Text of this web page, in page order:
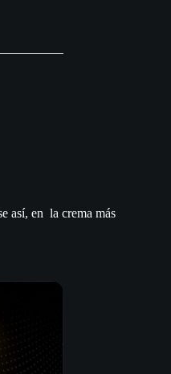
así, en la crema más